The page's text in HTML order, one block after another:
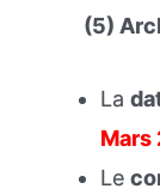
(5)
La
Mars
Le